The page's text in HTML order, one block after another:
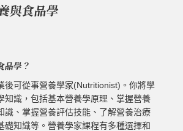
與食品學
品學？
後可從事營養學家(Nutritionist)。你將學
知識，包括基本營養學原理、掌握營養
識、掌握營養評估技能、了解營養治療
礎知識等。營養學家課程有多種選擇和